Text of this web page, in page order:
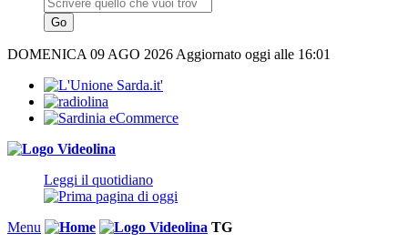
DOMENICA 09 AGO 2026 Aggiornato oggi alle 16:01
Leggi il quotidiano
Menu
TG